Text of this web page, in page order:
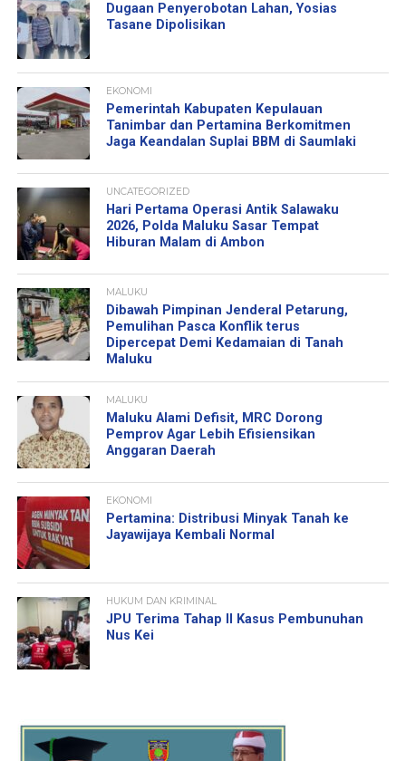
Dugaan Penyerobotan Lahan, Yosias
Tasane Dipolisikan
EKONOMI
Pemerintah Kabupaten Kepulauan
Tanimbar dan Pertamina Berkomitmen
Jaga Keandalan Suplai BBM di Saumlaki
UNCATEGORIZED
Hari Pertama Operasi Antik Salawaku
2026, Polda Maluku Sasar Tempat
Hiburan Malam di Ambon
MALUKU
Dibawah Pimpinan Jenderal Petarung,
Pemulihan Pasca Konflik terus
Dipercepat Demi Kedamaian di Tanah
Maluku
MALUKU
Maluku Alami Defisit, MRC Dorong
Pemprov Agar Lebih Efisiensikan
Anggaran Daerah
EKONOMI
Pertamina: Distribusi Minyak Tanah ke
Jayawijaya Kembali Normal
HUKUM DAN KRIMINAL
JPU Terima Tahap II Kasus Pembunuhan
Nus Kei